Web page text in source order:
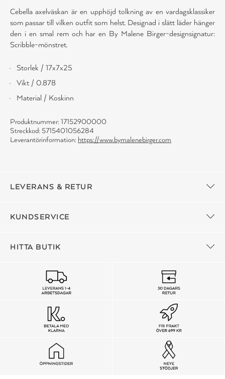
Cebella axelväskan är en upphöjd tolkning av en vardagsklassiker
som passar till vilken outfit som helst. Designad i slätt läder hänger
den i en smal rem och har en By Malene Birger-designsignatur:
Scribble-mönstret.
Storlek / 17x7x25
Vikt / 0.878
Material / Koskinn
Produktnummer: 17152900000
Streckkod: 5715401056284
Leverantörinformation: https://www.bymalenebirger.com
LEVERANS & RETUR
KUNDSERVICE
HITTA BUTIK